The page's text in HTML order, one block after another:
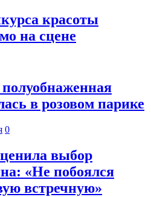
красоты
на сцене
в розовом парике
0
выбор
«Не побоялся
встречную»